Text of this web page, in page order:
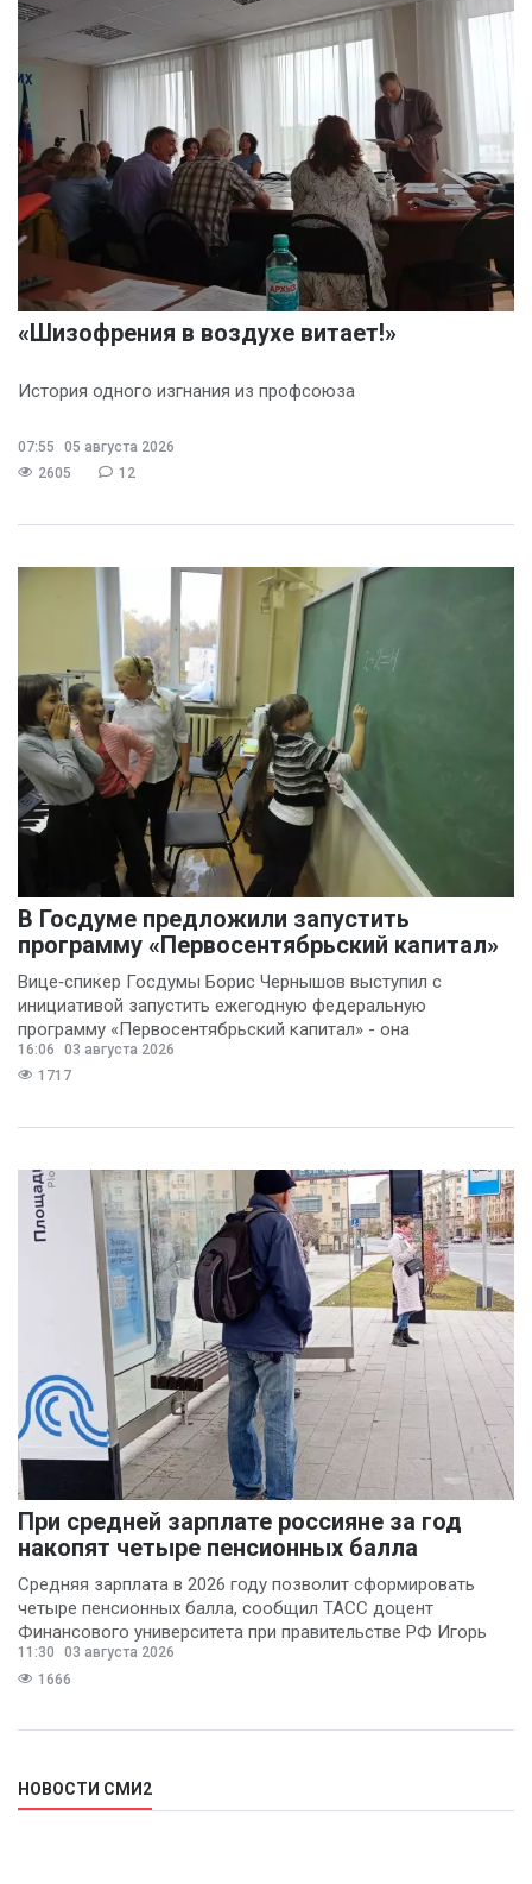
«Шизофрения в воздухе витает!»
История одного изгнания из профсоюза
07:55
05 августа 2026
2605
12
В Госдуме предложили запустить
программу «Первосентябрьский капитал»
Вице‑спикер Госдумы Борис Чернышов выступил с
инициативой запустить ежегодную федеральную
программу «Первосентябрьский капитал» - она
предполагает
16:06
03 августа 2026
1717
При средней зарплате россияне за год
накопят четыре пенсионных балла
Средняя зарплата в 2026 году позволит сформировать
четыре пенсионных балла, сообщил ТАСС доцент
Финансового университета при правительстве РФ Игорь
Балынин.
11:30
03 августа 2026
1666
НОВОСТИ СМИ2